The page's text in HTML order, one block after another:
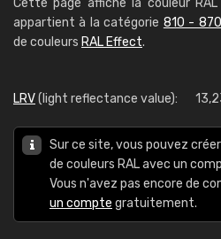
Cette page affiche la couleur RAL
appartient à la catégorie 810 - 870
de couleurs RAL Effect.
LRV(light reflectance value):
Sur ce site, vous pouvez
de couleurs RAL avec un
Vous n'avez pas encore de
un compte gratuitement.